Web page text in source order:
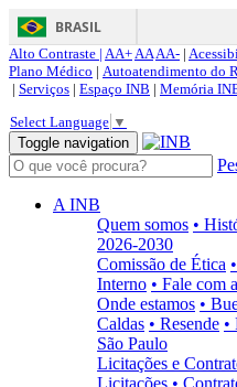
BRASIL
Alto Contraste | AA+AAAA- |
Plano Médico | Autoatendimento do
| Serviços | Espaço INB | Memória
Select Language ▼
Toggle navigation
A INB
Quem somos •
2026-2030
Comissão de Ética
Interno • Fale com
Onde estamos •
Caldas • Resende •
São Paulo
Licitações e
Licitações •